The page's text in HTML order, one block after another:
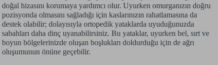
doğal hizasını korumaya yardımcı olur. Uyurken omurganızın doğru
pozisyonda olmasını sağladığı için kaslarınızın rahatlamasına da
destek olabilir; dolayısıyla ortopedik yataklarda uyuduğunuzda
sabahları daha dinç uyanabilirsiniz. Bu yataklar, uyurken bel, sırt ve
boyun bölgelerinizde oluşan boşlukları doldurduğu için de ağrı
oluşumunun önüne geçebilir.